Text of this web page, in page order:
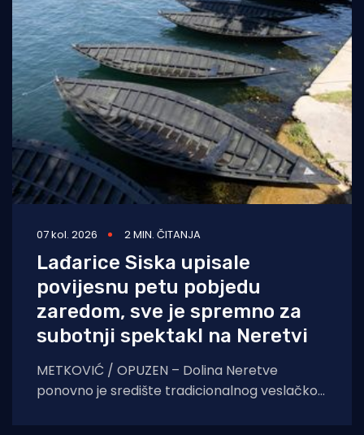
07 kol. 2026 2 MIN. ČITANJA
Lađarice Siska upisale
povijesnu petu pobjedu
zaredom, sve je spremno za
subotnji spektakl na Neretvi
METKOVIĆ / OPUZEN – Dolina Neretve
ponovno je središte tradicionalnog veslačkog